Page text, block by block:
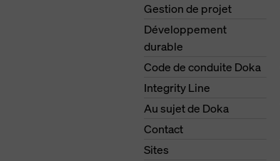
Gestion de projet
Développement
durable
Code de conduite Doka
Integrity Line
Au sujet de Doka
Contact
Sites